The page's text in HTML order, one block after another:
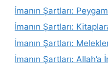
İmanın Şartları:
İmanın Şartları:
İmanın Şartları:
İmanın Şartları: Allah’a